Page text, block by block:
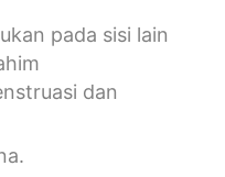
pada sisi lain
dan